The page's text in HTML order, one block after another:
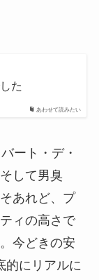
あわせて読みたい
た
ート・デ・
して男臭
あれど、プ
ィの高さで
今どきの安
的にリアルに